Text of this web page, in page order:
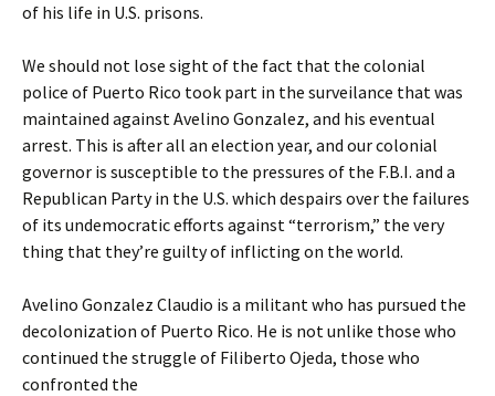
of his life in U.S. prisons.
We should not lose sight of the fact that the colonial
police of Puerto Rico took part in the surveilance that was
maintained against Avelino Gonzalez, and his eventual
arrest. This is after all an election year, and our colonial
governor is susceptible to the pressures of the F.B.I. and a
Republican Party in the U.S. which despairs over the failures
of its undemocratic efforts against “terrorism,” the very
thing that they’re guilty of inflicting on the world.
Avelino Gonzalez Claudio is a militant who has pursued the
decolonization of Puerto Rico. He is not unlike those who
continued the struggle of Filiberto Ojeda, those who
confronted the